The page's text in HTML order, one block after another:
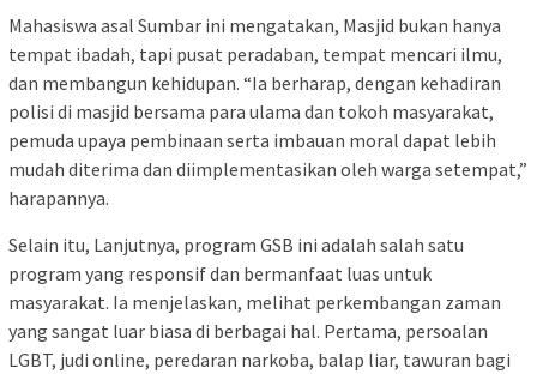
Mahasiswa asal Sumbar ini mengatakan, Masjid bukan hanya
tempat ibadah, tapi pusat peradaban, tempat mencari ilmu,
dan membangun kehidupan. “Ia berharap, dengan kehadiran
polisi di masjid bersama para ulama dan tokoh masyarakat,
pemuda upaya pembinaan serta imbauan moral dapat lebih
mudah diterima dan diimplementasikan oleh warga setempat,”
harapannya.
Selain itu, Lanjutnya, program GSB ini adalah salah satu
program yang responsif dan bermanfaat luas untuk
masyarakat. Ia menjelaskan, melihat perkemba­ngan zaman
yang sangat luar biasa di berbagai hal. Pertama, persoalan
LGBT, judi online, peredaran narkoba, balap liar, tawuran bagi